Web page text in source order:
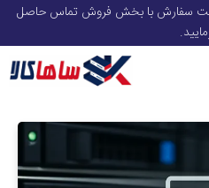
ثبت سفارش با بخش فروش تماس حاصل